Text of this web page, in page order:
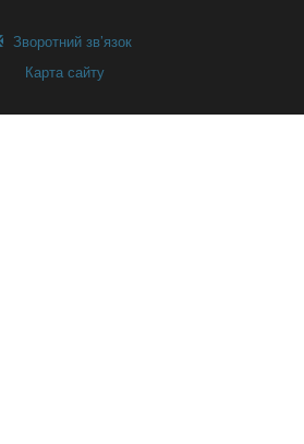
Зворотний зв’язок
Карта сайту